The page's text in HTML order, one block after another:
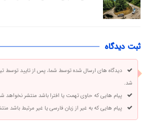
ثبت دیدگاه
دیدگاه های ارسال شده توسط شما، پس از تایید توسط
شد.
پیام هایی که حاوی تهمت یا افترا باشد منتشر نخواهد
پیام هایی که به غیر از زبان فارسی یا غیر مرتبط باشد